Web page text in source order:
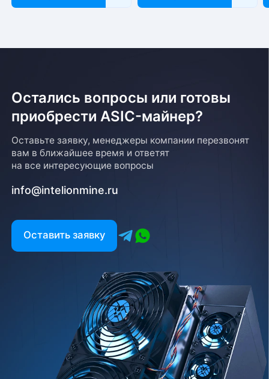
Остались вопросы или готовы
приобрести ASIC-майнер?
Оставьте заявку, менеджеры компании перезвонят
вам в ближайшее время и ответят
на все интересующие вопросы
info@intelionmine.ru
Оставить заявку